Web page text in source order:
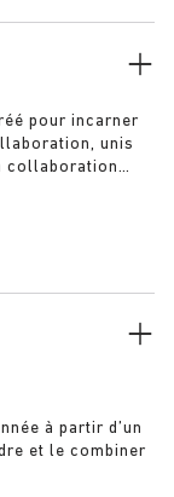
pour incarner
unis
collaboration
à partir d’un
et le combiner